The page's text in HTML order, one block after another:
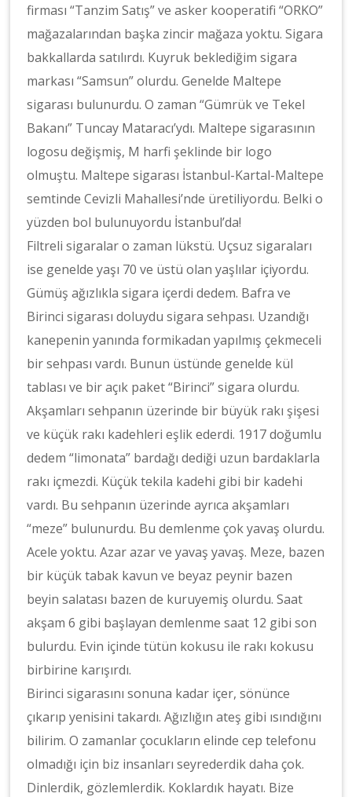
firması “Tanzim Satış” ve asker kooperatifi “ORKO”
mağazalarından başka zincir mağaza yoktu. Sigara
bakkallarda satılırdı. Kuyruk beklediğim sigara
markası “Samsun” olurdu. Genelde Maltepe
sigarası bulunurdu. O zaman “Gümrük ve Tekel
Bakanı” Tuncay Mataracı’ydı. Maltepe sigarasının
logosu değişmiş, M harfi şeklinde bir logo
olmuştu. Maltepe sigarası İstanbul-Kartal-Maltepe
semtinde Cevizli Mahallesi’nde üretiliyordu. Belki o
yüzden bol bulunuyordu İstanbul’da!
Filtreli sigaralar o zaman lükstü. Uçsuz sigaraları
ise genelde yaşı 70 ve üstü olan yaşlılar içiyordu.
Gümüş ağızlıkla sigara içerdi dedem. Bafra ve
Birinci sigarası doluydu sigara sehpası. Uzandığı
kanepenin yanında formikadan yapılmış çekmeceli
bir sehpası vardı. Bunun üstünde genelde kül
tablası ve bir açık paket “Birinci” sigara olurdu.
Akşamları sehpanın üzerinde bir büyük rakı şişesi
ve küçük rakı kadehleri eşlik ederdi. 1917 doğumlu
dedem “limonata” bardağı dediği uzun bardaklarla
rakı içmezdi. Küçük tekila kadehi gibi bir kadehi
vardı. Bu sehpanın üzerinde ayrıca akşamları
“meze” bulunurdu. Bu demlenme çok yavaş olurdu.
Acele yoktu. Azar azar ve yavaş yavaş. Meze, bazen
bir küçük tabak kavun ve beyaz peynir bazen
beyin salatası bazen de kuruyemiş olurdu. Saat
akşam 6 gibi başlayan demlenme saat 12 gibi son
bulurdu. Evin içinde tütün kokusu ile rakı kokusu
birbirine karışırdı.
Birinci sigarasını sonuna kadar içer, sönünce
çıkarıp yenisini takardı. Ağızlığın ateş gibi ısındığını
bilirim. O zamanlar çocukların elinde cep telefonu
olmadığı için biz insanları seyrederdik daha çok.
Dinlerdik, gözlemlerdik. Koklardık hayatı. Bize